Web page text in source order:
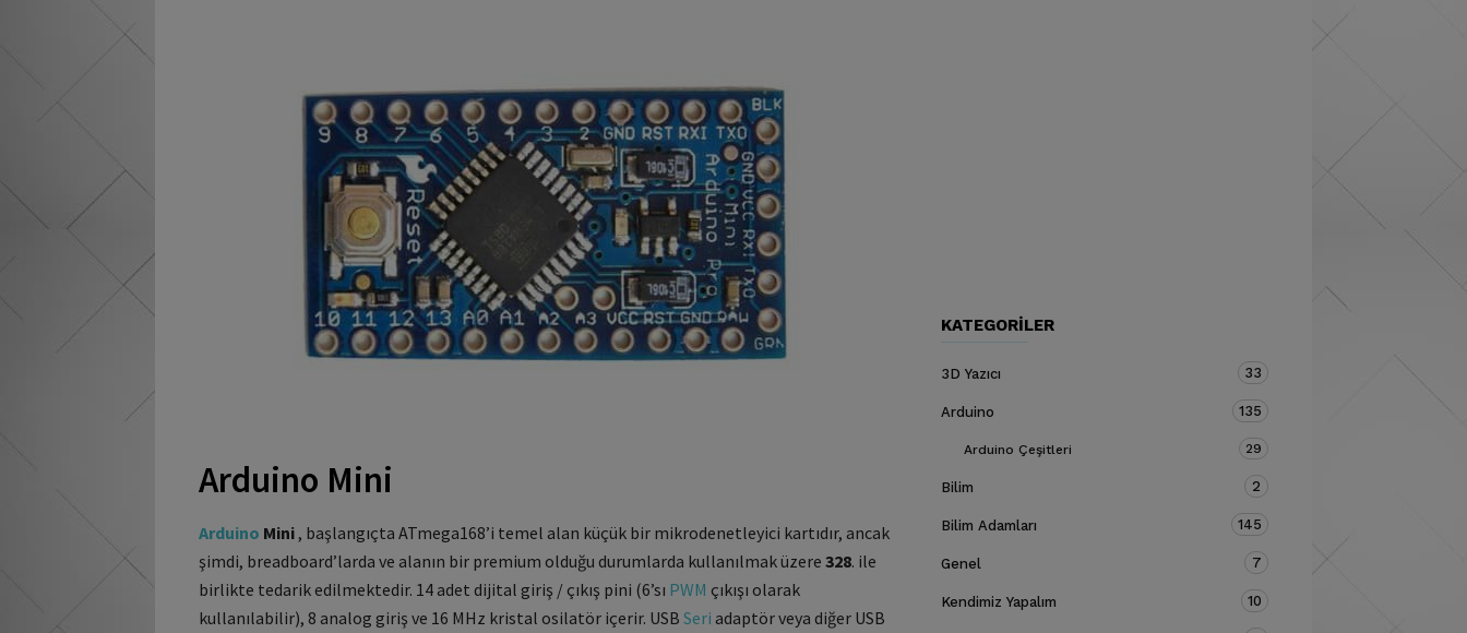
Arduino Mini
Arduino Mini, başlangıçta ATmega168’i temel alan küçük bir mikrodenetleyici kartıdır, ancak
şimdi, breadboard’larda ve alanın bir premium olduğu durumlarda kullanılmak üzere 328. ile
birlikte tedarik edilmektedir. 14 adet dijital giriş / çıkış pini (6’sı PWM çıkışı olarak
kullanılabilir), 8 analog giriş ve 16 MHz kristal osilatör içerir. USB Seri adaptör veya diğer USB
KATEGORILER
3D Yazıcı 33
Arduino 135
Arduino Çeşitleri 29
Bilim 2
Bilim Adamları 145
Genel 7
Kendimiz Yapalım 10